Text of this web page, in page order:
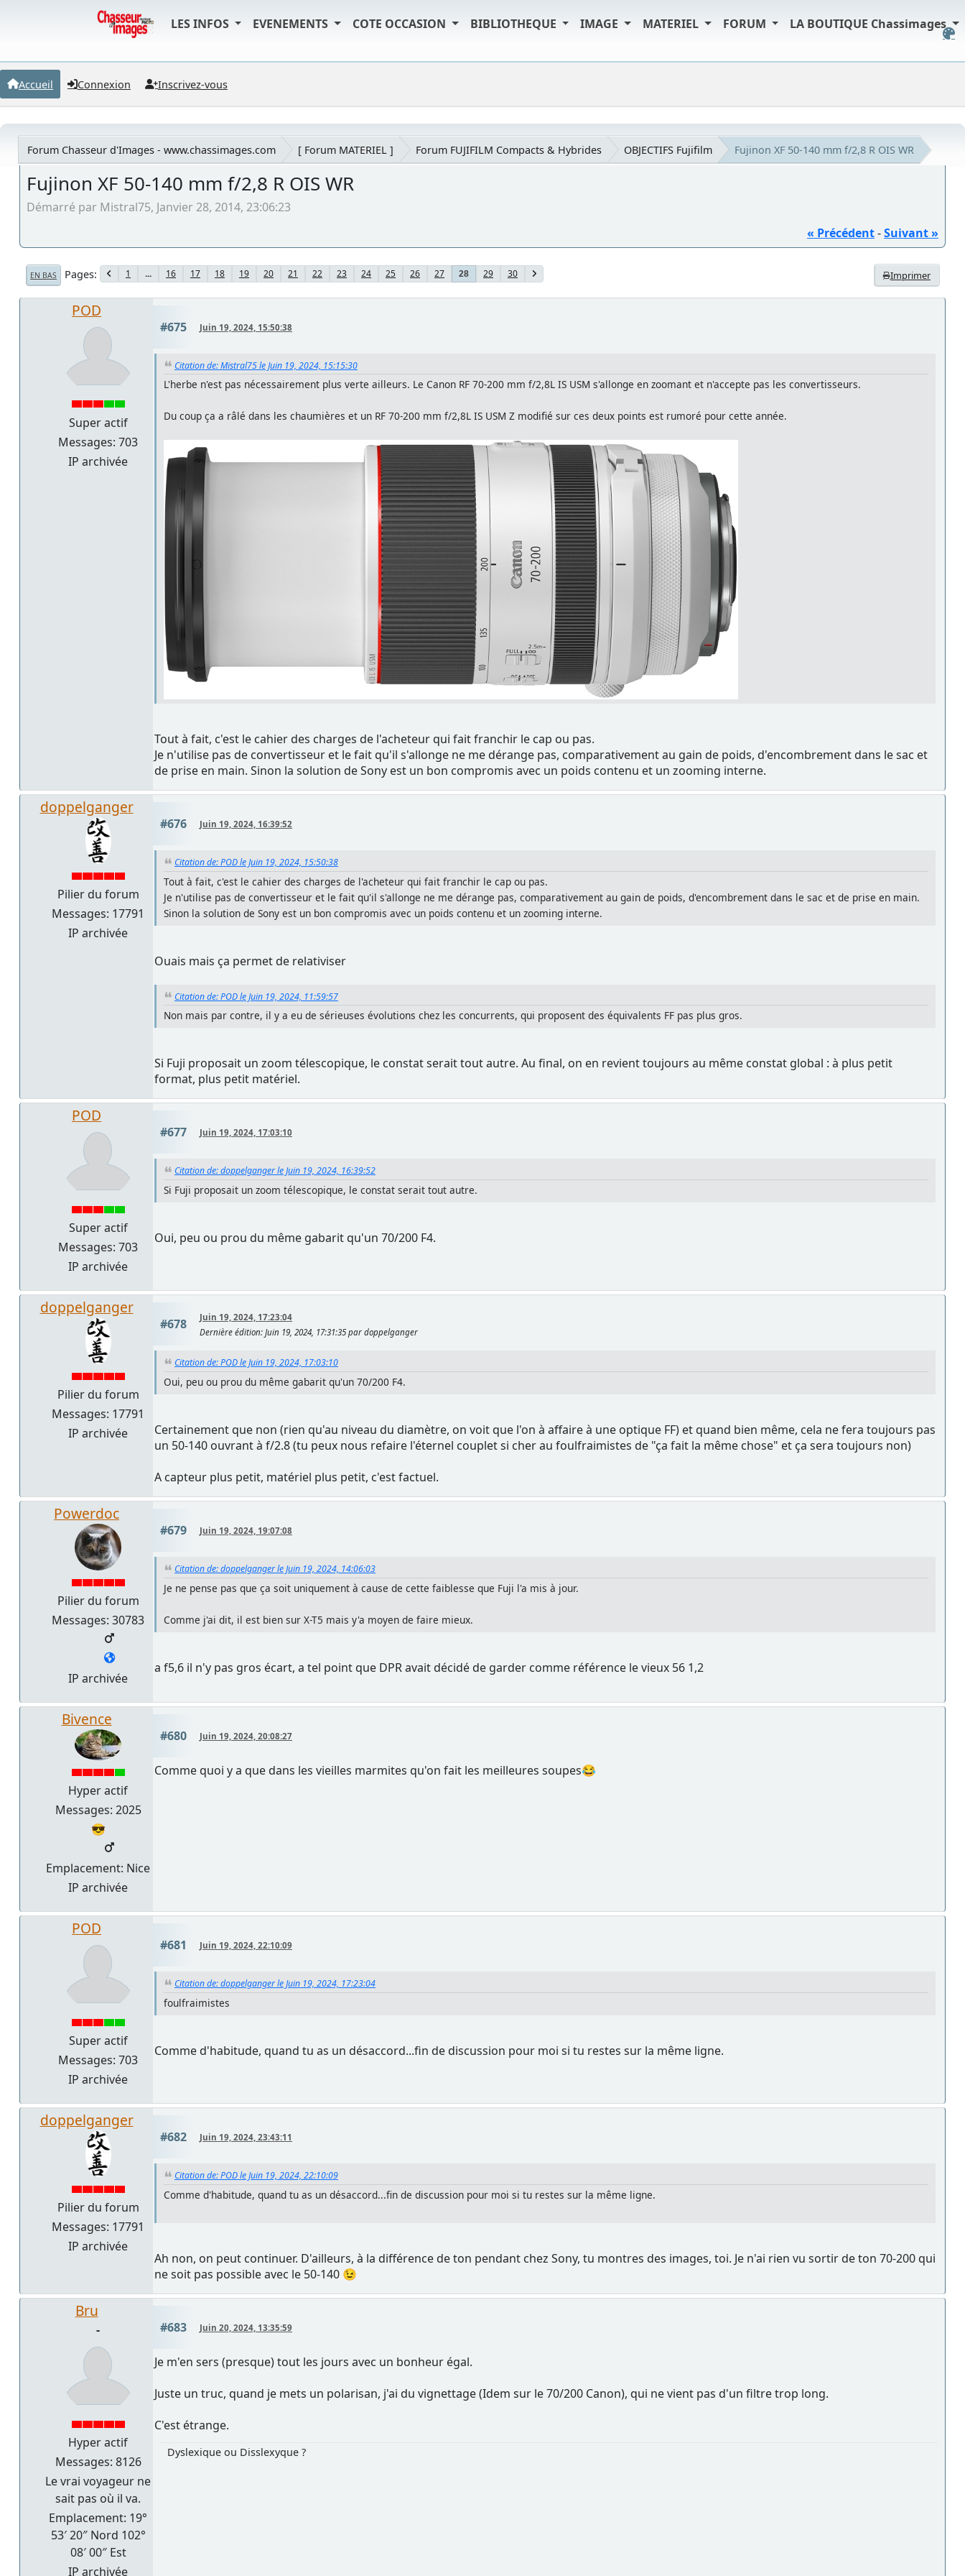
LES INFOS EVENEMENTS COTE OCCASION BIBLIOTHEQUE IMAGE MATERIEL FORUM LA BOUTIQUE Chassimages
Accueil Connexion Inscrivez-vous
Forum Chasseur d'Images - www.chassimages.com [ Forum MATERIEL ] Forum FUJIFILM Compacts & Hybrides OBJECTIFS Fujifilm Fujinon XF 50-140 mm f/2,8 R OIS WR
Fujinon XF 50-140 mm f/2,8 R OIS WR
Démarré par Mistral75, Janvier 28, 2014, 23:06:23
« Précédent-Suivant »
Imprimer
EN BAS Pages 1 ... 16 17 18 19 20 21 22 23 24 25 26 27 28 29 30
POD
Super actif
Messages: 703
IP archivée
#675 Juin 19, 2024, 15:50:38
Citation de: Mistral75 le Juin 19, 2024, 15:15:30
L'herbe n'est pas nécessairement plus verte ailleurs. Le Canon RF 70-200 mm f/2,8L IS USM s'allonge en zoomant et n'accepte pas les convertisseurs.
Du coup ça a râlé dans les chaumières et un RF 70-200 mm f/2,8L IS USM Z modifié sur ces deux points est rumoré pour cette année.
Tout à fait, c'est le cahier des charges de l'acheteur qui fait franchir le cap ou pas.
Je n'utilise pas de convertisseur et le fait qu'il s'allonge ne me dérange pas, comparativement au gain de poids, d'encombrement dans le sac et
de prise en main. Sinon la solution de Sony est un bon compromis avec un poids contenu et un zooming interne.
doppelganger
Pilier du forum
Messages: 17791
IP archivée
#676 Juin 19, 2024, 16:39:52
Citation de: POD le Juin 19, 2024, 15:50:38
Tout à fait, c'est le cahier des charges de l'acheteur qui fait franchir le cap ou pas.
Je n'utilise pas de convertisseur et le fait qu'il s'allonge ne me dérange pas, comparativement au gain de poids, d'encombrement dans le sac et de prise en main.
Sinon la solution de Sony est un bon compromis avec un poids contenu et un zooming interne.
Ouais mais ça permet de relativiser
Citation de: POD le Juin 19, 2024, 11:59:57
Non mais par contre, il y a eu de sérieuses évolutions chez les concurrents, qui proposent des équivalents FF pas plus gros.
Si Fuji proposait un zoom télescopique, le constat serait tout autre. Au final, on en revient toujours au même constat global : à plus petit
format, plus petit matériel.
POD
Super actif
Messages: 703
IP archivée
#677 Juin 19, 2024, 17:03:10
Citation de: doppelganger le Juin 19, 2024, 16:39:52
Si Fuji proposait un zoom télescopique, le constat serait tout autre.
Oui, peu ou prou du même gabarit qu'un 70/200 F4.
doppelganger
Pilier du forum
Messages: 17791
IP archivée
#678
Juin 19, 2024, 17:23:04
Dernière édition: Juin 19, 2024, 17:31:35 par doppelganger
Citation de: POD le Juin 19, 2024, 17:03:10
Oui, peu ou prou du même gabarit qu'un 70/200 F4.
Certainement que non (rien qu'au niveau du diamètre, on voit que l'on à affaire à une optique FF) et quand bien même, cela ne fera toujours pas
un 50-140 ouvrant à f/2.8 (tu peux nous refaire l'éternel couplet si cher au foulfraimistes de "ça fait la même chose" et ça sera toujours non)
A capteur plus petit, matériel plus petit, c'est factuel.
Powerdoc
Pilier du forum
Messages: 30783
IP archivée
#679 Juin 19, 2024, 19:07:08
Citation de: doppelganger le Juin 19, 2024, 14:06:03
Je ne pense pas que ça soit uniquement à cause de cette faiblesse que Fuji l'a mis à jour.
Comme j'ai dit, il est bien sur X-T5 mais y'a moyen de faire mieux.
a f5,6 il n'y pas gros écart, a tel point que DPR avait décidé de garder comme référence le vieux 56 1,2
Bivence
Hyper actif
Messages: 2025
😎
Emplacement: Nice
IP archivée
#680 Juin 19, 2024, 20:08:27
Comme quoi y a que dans les vieilles marmites qu'on fait les meilleures soupes😂
POD
Super actif
Messages: 703
IP archivée
#681 Juin 19, 2024, 22:10:09
Citation de: doppelganger le Juin 19, 2024, 17:23:04
foulfraimistes
Comme d'habitude, quand tu as un désaccord...fin de discussion pour moi si tu restes sur la même ligne.
doppelganger
Pilier du forum
Messages: 17791
IP archivée
#682 Juin 19, 2024, 23:43:11
Citation de: POD le Juin 19, 2024, 22:10:09
Comme d'habitude, quand tu as un désaccord...fin de discussion pour moi si tu restes sur la même ligne.
Ah non, on peut continuer. D'ailleurs, à la différence de ton pendant chez Sony, tu montres des images, toi. Je n'ai rien vu sortir de ton 70-200 qui
ne soit pas possible avec le 50-140 😉
Bru
-
Hyper actif
Messages: 8126
Le vrai voyageur ne
sait pas où il va.
Emplacement: 19°
53′ 20″ Nord 102°
08′ 00″ Est
IP archivée
#683 Juin 20, 2024, 13:35:59
Je m'en sers (presque) tout les jours avec un bonheur égal.
Juste un truc, quand je mets un polarisan, j'ai du vignettage (Idem sur le 70/200 Canon), qui ne vient pas d'un filtre trop long.
C'est étrange.
Dyslexique ou Disslexyque ?